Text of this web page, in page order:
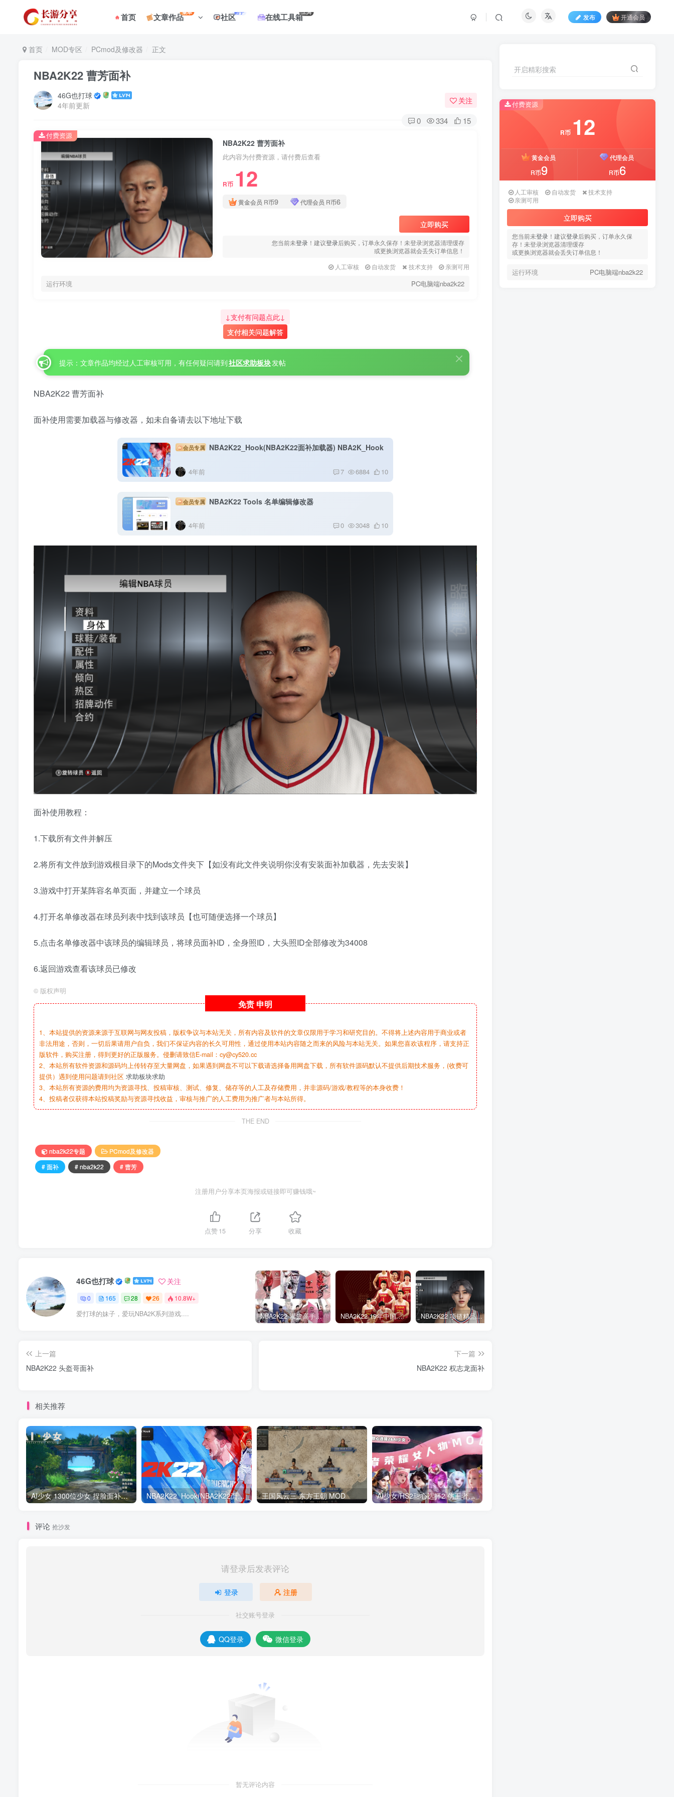
首页 文章作品菜单 社区帖子 在线工具箱工具
发布 开通会员
首页 MOD专区 PCmod及修改器 正文
NBA2K22 曹芳面补
46G也打球
4年前更新
关注
0 334 15
NBA2K22 曹芳面补
此内容为付费资源，请付费后查看
R币 12
黄金会员 R币9 代理会员 R币6
立即购买
您当前未登录 ！建议登录后购买，订单永久保存！未登录浏览器清理缓存
或更换浏览器就会丢失订单信息！
人工审核
自动发货 技术支持 亲测可用
运行环境 PC电脑端nba2k22
付费资源
↓支付有问题点此↓
支付相关问题解答
提示：文章作品均经过人工审核可用，有任何疑问请到社区求助板块发帖
NBA2K22 曹芳面补
面补使用需要加载器与修改器，如未自备请去以下地址下载
会员专属 NBA2K22_Hook(NBA2K22面补加载器) NBA2K_Hook
4年前 7 6884 10
会员专属 NBA2K22 Tools 名单编辑修改器
4年前 0 3048 10
面补使用教程：
1.下载所有文件并解压
2.将所有文件放到游戏根目录下的Mods文件夹下【如没有此文件夹说明你没有安装面补加载器，先去安装】
3.游戏中打开某阵容名单页面，并建立一个球员
4.打开名单修改器在球员列表中找到该球员【也可随便选择一个球员】
5.点击名单修改器中该球员的编辑球员，将球员面补ID，全身照ID，大头照ID全部修改为34008
6.返回游戏查看该球员已修改
© 版权声明
免责 申明
1、本站提供的资源来源于互联网与网友投稿，版权争议与本站无关，所有内容及软件的文章仅限用于学习和研究目的。不得将上述内容用于商业或者
非法用途，否则，一切后果请用户自负，我们不保证内容的长久可用性，通过使用本站内容随之而来的风险与本站无关。如果您喜欢该程序，请支持正
版软件，购买注册，得到更好的正版服务。侵删请致信E-mail：cy@cy520.cc
2、本站所有软件资源和源码均上传转存至大量网盘，如果遇到网盘不可以下载请选择备用网盘下载，所有软件源码默认不提供后期技术服务，(收费可
提供）遇到使用问题请到社区 求助板块求助
3、本站所有资源的费用均为资源寻找、投稿审核、测试、修复、储存等的人工及存储费用，并非源码/游戏/教程等的本身收费！
4、投稿者仅获得本站投稿奖励与资源寻找收益，审核与推广的人工费用为推广者与本站所得。
THE END
nba2k22专题
PCmod及修改器
# 面补
# nba2k22 # 曹芳
注册用户分享本页海报或链接即可赚钱哦~
点赞15 分享 收藏
46G也打球 关注
0 165 28 26 10.8W+
爱打球的妹子，爱玩NBA2K系列游戏.... NBA2K22 灌篮高手面补合集 NBA2K22 19年中国队面补合集 NBA2K22 项链精品蔡徐坤面补
上一篇
NBA2K22 头盔哥面补
下一篇
NBA2K22 权志龙面补
相关推荐
AI少女 1300位少女 捏脸面补数据整合包 总有一位是你想要的 NBA2K22_Hook(NBA2K22面补加载器) NBA2K_Hook 王国风云三 东方王朝 MOD AI少女/HS2甜心选择2 仿王者荣耀人物卡全合集打包
评论 抢沙发
请登录后发表评论
登录 注册
社交账号登录
QQ登录 微信登录
暂无评论内容
开启精彩搜索
付费资源
R币 12
黄金会员
R币9
代理会员
R币6
人工审核 自动发货
技术支持
亲测可用
立即购买
您当前未登录 ！建议登录后购买，订单永久保
存！未登录浏览器清理缓存
或更换浏览器就会丢失订单信息！
运行环境 PC电脑端nba2k22
开启精彩搜索
付费资源
R币 12
黄金会员
R币9
代理会员
R币6
人工审核 自动发货
技术支持
亲测可用
立即购买
您当前未登录 ！建议登录后购买，订单永久保
存！未登录浏览器清理缓存
或更换浏览器就会丢失订单信息！
运行环境 PC电脑端nba2k22